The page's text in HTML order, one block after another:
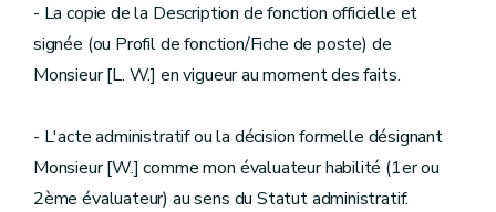
- La copie de la Description de fonction officielle et
signée (ou Profil de fonction/Fiche de poste) de
Monsieur [L. W.] en vigueur au moment des faits.
- L'acte administratif ou la décision formelle désignant
Monsieur [W.] comme mon évaluateur habilité (1er ou
2ème évaluateur) au sens du Statut administratif.